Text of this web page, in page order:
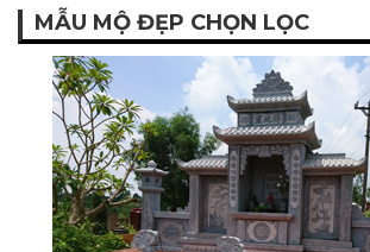
MẪU MỘ ĐẸP CHỌN LỌC